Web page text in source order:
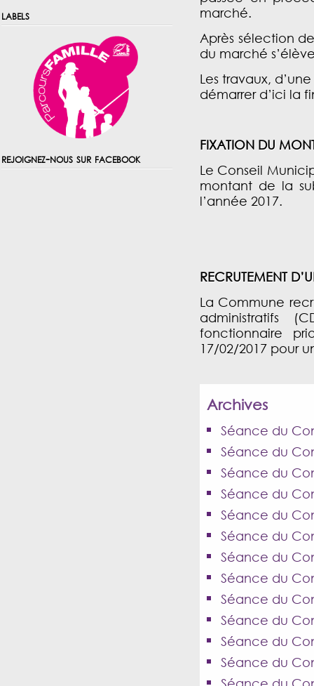
labels
rejoignez-nous sur facebook
marché.
Après sélection
du marché
Les travaux,
démarrer d’ici la
FIXATION DU
Le Conseil
montant de la
l’année 2017.
RECRUTEMENT
La Commune
administratifs
fonctionnaire
17/02/2017 pour
Archives
Séance du
Séance du
Séance du
Séance du
Séance du
Séance du
Séance du
Séance du
Séance du
Séance du
Séance du
Séance du